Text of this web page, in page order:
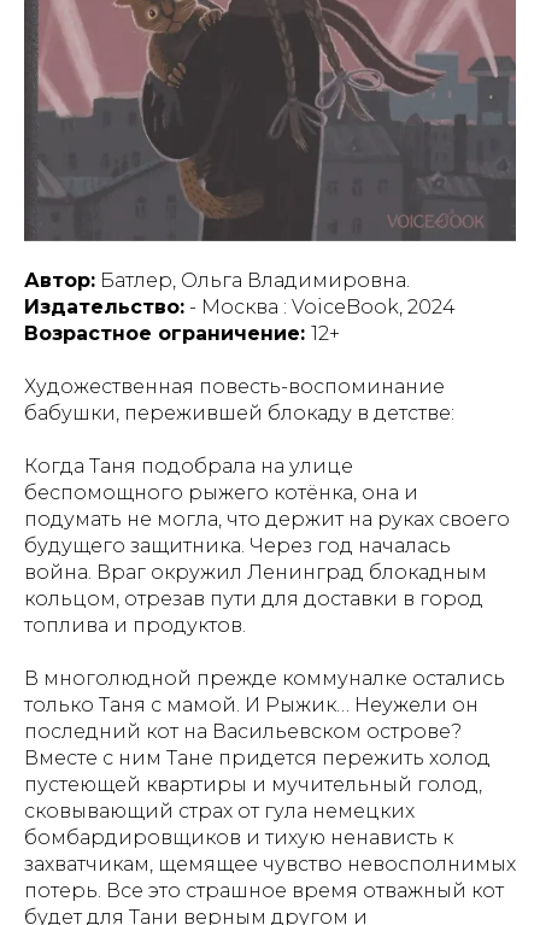
Автор: Батлер, Ольга Владимировна.
Издательство: - Москва : VoiceBook, 2024
Возрастное ограничение: 12+
Художественная повесть-воспоминание
бабушки, пережившей блокаду в детстве:
Когда Таня подобрала на улице
беспомощного рыжего котёнка, она и
подумать не могла, что держит на руках своего
будущего защитника. Через год началась
война. Враг окружил Ленинград блокадным
кольцом, отрезав пути для доставки в город
топлива и продуктов.
В многолюдной прежде коммуналке остались
только Таня с мамой. И Рыжик… Неужели он
последний кот на Васильевском острове?
Вместе с ним Тане придется пережить холод
пустеющей квартиры и мучительный голод,
сковывающий страх от гула немецких
бомбардировщиков и тихую ненависть к
захватчикам, щемящее чувство невосполнимых
потерь. Все это страшное время отважный кот
будет для Тани верным другом и